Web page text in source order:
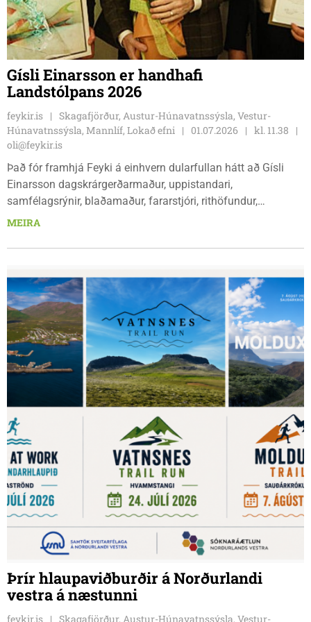
Gísli Einarsson er handhafi
Landstólpans 2026
feykir.is
Skagafjörður, Austur-Húnavatnssýsla, Vestur-
Húnavatnssýsla, Mannlíf, Lokað efni
01.07.2026
kl. 11.38
oli@feykir.is
Það fór framhjá Feyki á einhvern dularfullan hátt að Gísli
Einarsson dagskrárgerðarmaður, uppistandari,
samfélagsrýnir, blaðamaður, fararstjóri, rithöfundur,
lífskúnstner og tengdasonur Skagafjarðar er handhafi
Gísli á aðalfundi Byggðastofnunar sem fór fram 28. maí á
aðila eða verkefna.
MEIRA
Þrír hlaupaviðburðir á Norðurlandi
vestra á næstunni
feykir.is Skagafjörður, Austur-Húnavatnssýsla, Vestur-